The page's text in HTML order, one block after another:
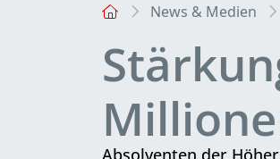
News & Medien
Absolventen der